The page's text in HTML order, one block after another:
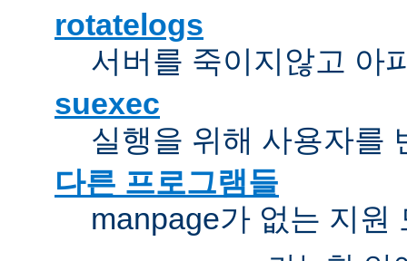
rotatelogs
서버를 죽이지않고 아
suexec
실행을 위해 사용자를
다른 프로그램들
manpage가 없는 지원